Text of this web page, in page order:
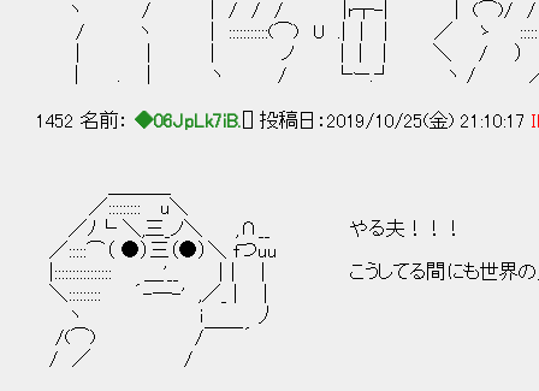
ヽ / | / / / |r┬-| | (⌒)/ / /
/ ヽ | :::::::::::(⌒) U .| | | ／ ゝ
| | | ノ | | | ＼ / ）
| . | ヽ / └ー.┘ ヽ /
1452 名前： ◆06JpLk7iB. [] 投稿日：2019/10/25(金) 21:10:17
／::::::::: u＼
／ﾉ└ ＼,三_ノ＼ ,∩__ やる夫！！！
／:::::⌒（ ●）三（●）＼ fつuu
|:::::::::::::::: ＿'__ ｜| | こうしてる間にも世界の危
＼::::::::: ´-―-' ,／_ | |
ヽ i 丿
/(⌒) /￣￣´
/ ／ /